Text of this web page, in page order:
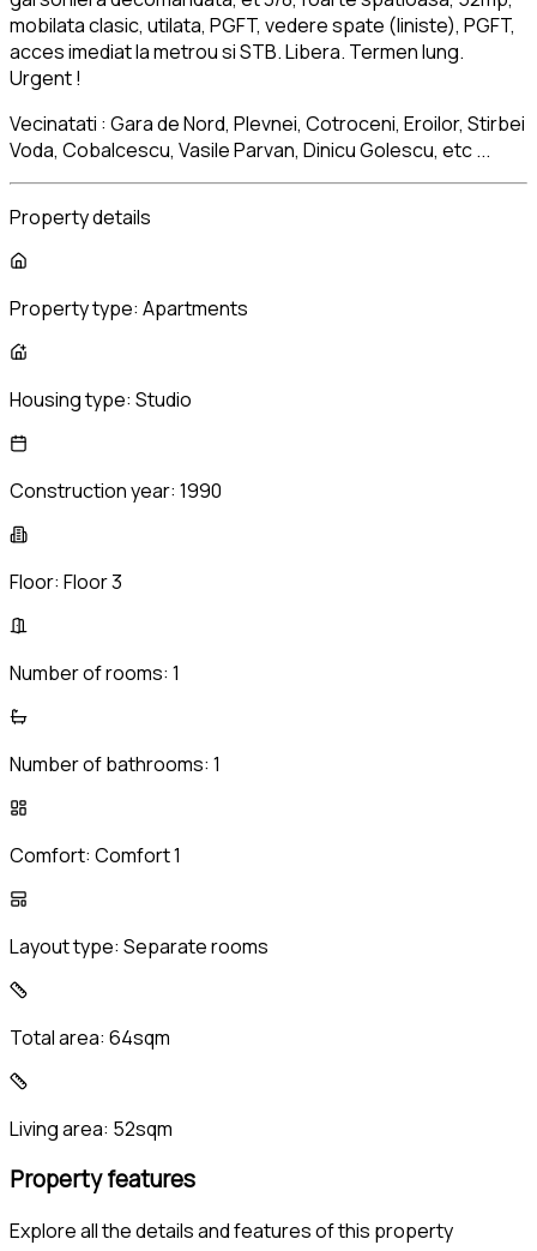
mobilata clasic, utilata, PGFT, vedere spate (liniste), PGFT,
acces imediat la metrou si STB. Libera. Termen lung.
Urgent !
Vecinatati : Gara de Nord, Plevnei, Cotroceni, Eroilor, Stirbei
Voda, Cobalcescu, Vasile Parvan, Dinicu Golescu, etc ...
Property details
Property type: Apartments
Housing type: Studio
Construction year: 1990
Floor: Floor 3
Number of rooms: 1
Number of bathrooms: 1
Comfort: Comfort 1
Layout type: Separate rooms
Total area: 64sqm
Living area: 52sqm
Property features
Explore all the details and features of this property